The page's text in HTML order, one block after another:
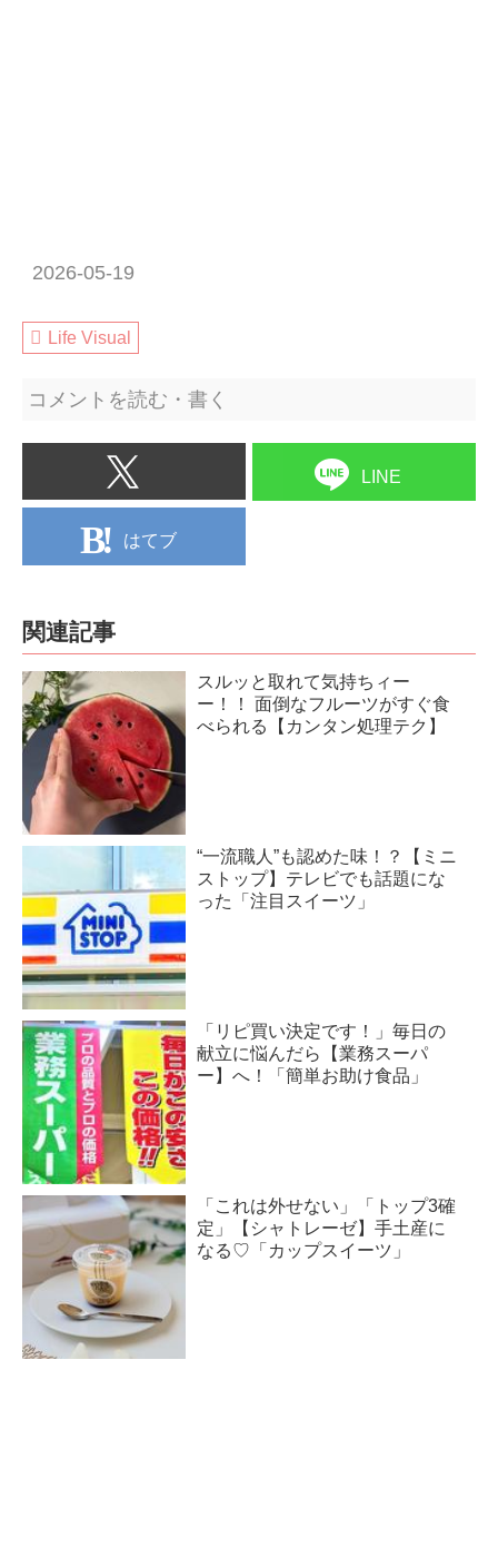
2026-05-19
Life Visual
コメントを読む・書く
LINE
はてブ
関連記事
スルッと取れて気持ちィー
ー！！ 面倒なフルーツがすぐ食
べられる【カンタン処理テク】
“一流職人”も認めた味！？【ミニ
ストップ】テレビでも話題にな
った「注目スイーツ」
「リピ買い決定です！」毎日の
献立に悩んだら【業務スーパ
ー】へ！「簡単お助け食品」
「これは外せない」「トップ3確
定」【シャトレーゼ】手土産に
なる♡「カップスイーツ」